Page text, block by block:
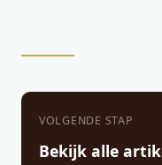
VOLGENDE STAP
Bekijk alle